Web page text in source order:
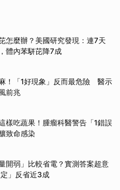
怎麼辦？美國研究發現：連7天
體內苯駢芘降7成
！「1好現象」反而最危險 醫示
前兆
樣吃蔬果！腫瘤科醫警告「1錯誤
致命感染
開弱」比較省電？實測答案超意
」反省近3成